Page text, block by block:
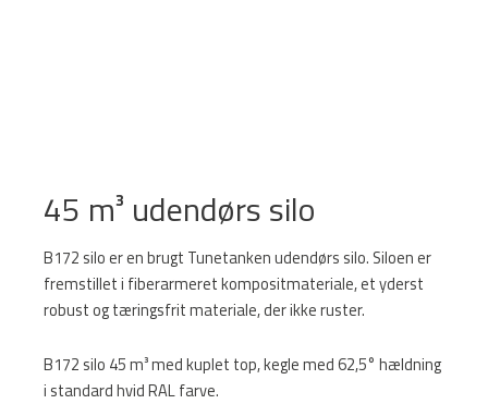
45 m³ udendørs silo
B172 silo er en brugt Tunetanken udendørs silo. Siloen er
fremstillet i fiberarmeret kompositmateriale, et yderst
robust og tæringsfrit materiale, der ikke ruster.
B172 silo 45 m³ med kuplet top, kegle med 62,5° hældning
i standard hvid RAL farve.